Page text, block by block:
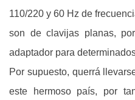
110/220 y 60 Hz de
son de clavijas planas,
adaptador para
Por supuesto, querrá
este hermoso país, por